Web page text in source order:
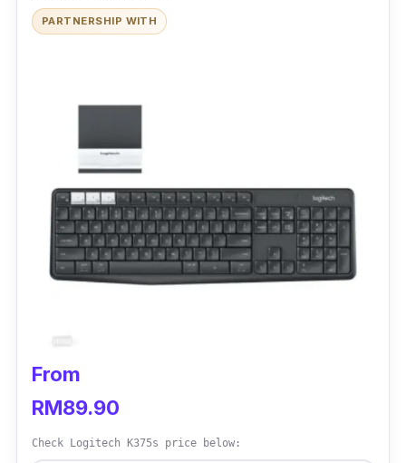
PARTNERSHIP WITH
From
RM89.90
Check Logitech K375s price below: